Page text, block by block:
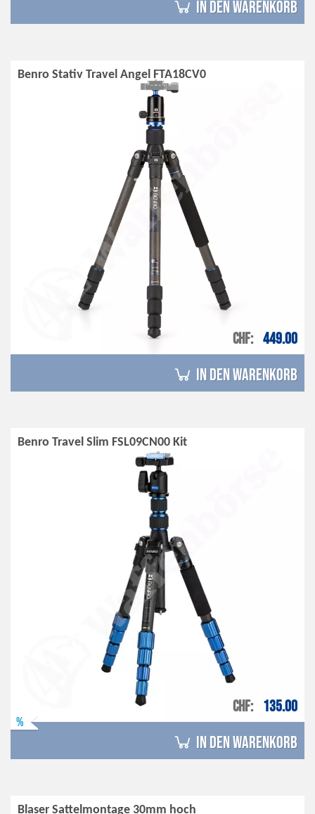
in den Warenkorb
Benro Stativ Travel Angel FTA18CV0
CHF 449.00
in den Warenkorb
%
Benro Travel Slim FSL09CN00 Kit
CHF 135.00
in den Warenkorb
Blaser Sattelmontage 30mm hoch